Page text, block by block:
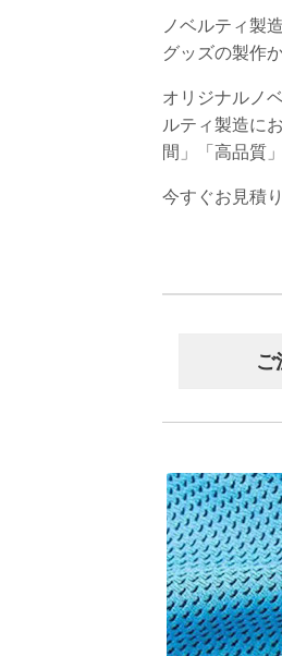
ノベルティ製
グッズの製作
オリジナルノ
ルティ製造に
間」「高品質
今すぐお見積
ご